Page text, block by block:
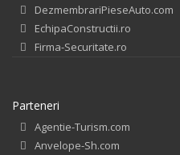
DezmembrariPieseAuto.com
EchipaConstructii.ro
Firma-Securitate.ro
Parteneri
Agentie-Turism.com
Anvelope-Sh.com